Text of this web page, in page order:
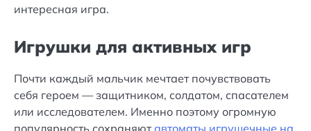
интересная игра.
Игрушки для активных игр
Почти каждый мальчик мечтает почувствовать
себя героем — защитником, солдатом, спасателем
или исследователем. Именно поэтому огромную
популярность сохраняют автоматы игрушечные на